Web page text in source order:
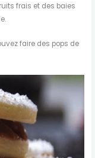
frais et des baies
faire des pops de